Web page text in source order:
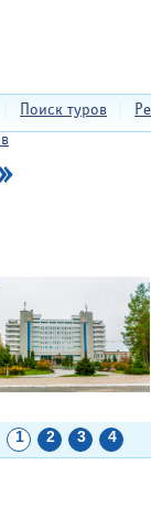
Поиск туров
1 2 3 4